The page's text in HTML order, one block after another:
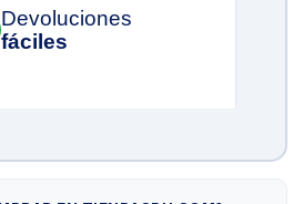
Devoluciones
fáciles